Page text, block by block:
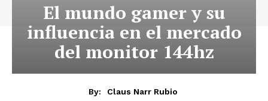
El mundo gamer y su
influencia en el mercado
del monitor 144hz
By:
Claus Narr Rubio